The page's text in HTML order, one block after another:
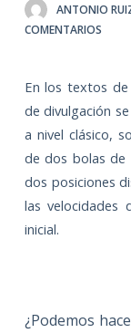
o
e
n
o
ANTONIO
COMENTARIOS
En los textos de
de divulgación
a nivel clásico,
de dos bolas de
dos posiciones
las velocidades
inicial.
¿Podemos